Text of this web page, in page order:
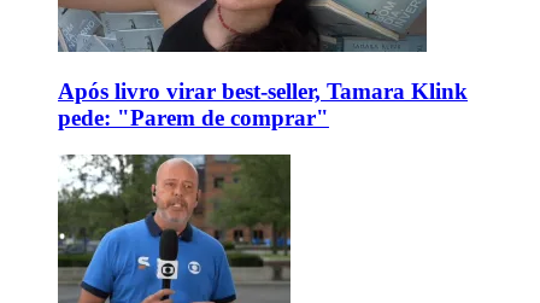
Após livro virar best-seller, Tamara Klink
pede: "Parem de comprar"